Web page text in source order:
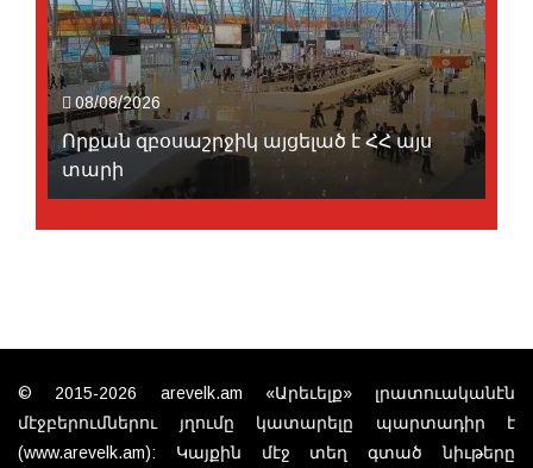
08/08/2026
Որքան զբօսաշրջիկ այցելած է ՀՀ այս
տարի
© 2015-2026 arevelk.am «Արեւելք» լրատուականէն
մէջբերումներու յղումը կատարելը պարտադիր է
(www.arevelk.am): Կայքին մէջ տեղ գտած նիւթերը